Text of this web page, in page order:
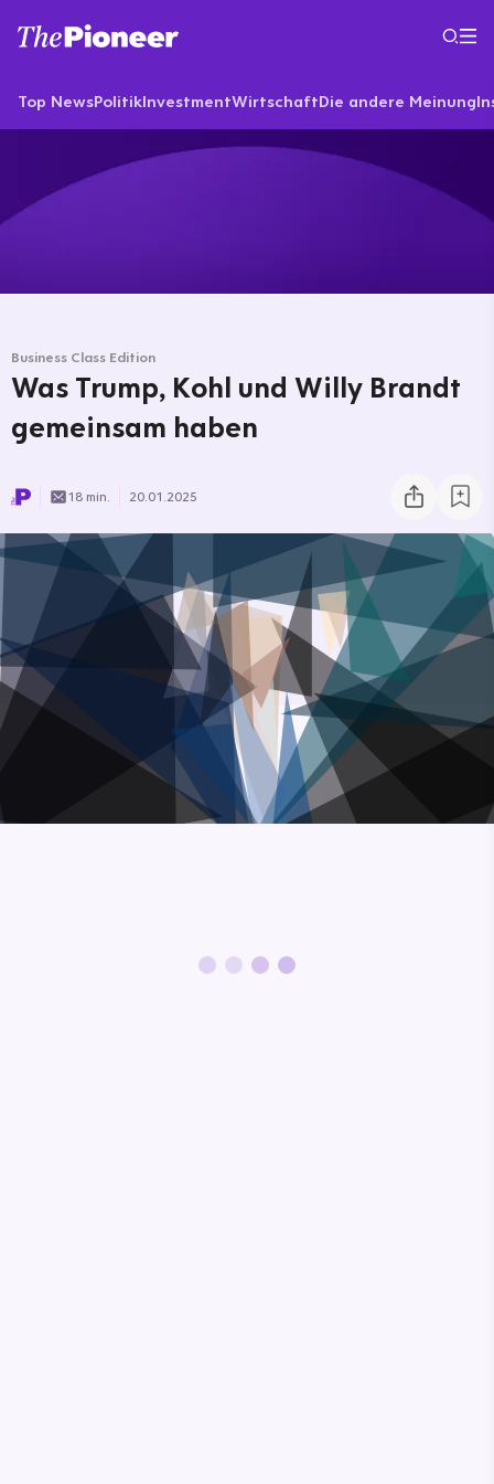
Top NewsPolitikInvestmentWirtschaftDie andere Meinung
Business Class Edition
Was Trump, Kohl und Willy Brandt
gemeinsam haben
18 min. 20.01.2025